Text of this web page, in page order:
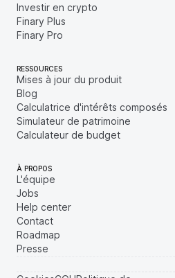
Investir en crypto
Finary Plus
Finary Pro
RESSOURCES
Mises à jour du produit
Blog
Calculatrice d'intérêts composés
Simulateur de patrimoine
Calculateur de budget
À PROPOS
L'équipe
Jobs
Help center
Contact
Roadmap
Presse